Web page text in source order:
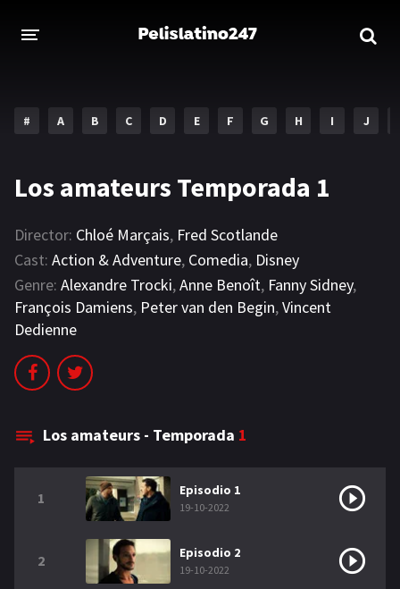
ESTRENOS 2023
Acción Aventura
Comedia Crimen
Drama Familia
DISNEY
HBO MAX
AMAZON PRIME
2023 2022
2018
# A B C D E F G H I J
Los amateurs Temporada 1
Director: Chloé Marçais, Fred Scotlande
Cast: Action & Adventure, Comedia, Disney
Genre: Alexandre Trocki,Anne Benoît, Fanny Sidney,
François Damiens, Peter van den Begin,Vincent
Dedienne
Los amateurs - Temporada 1
1 Episodio 1
19-10-2022
2 Episodio 2
19-10-2022